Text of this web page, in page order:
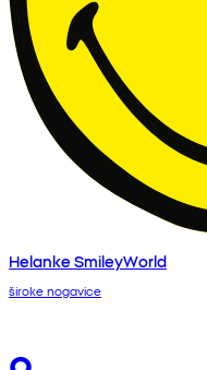
Helanke SmileyWorld
široke nogavice